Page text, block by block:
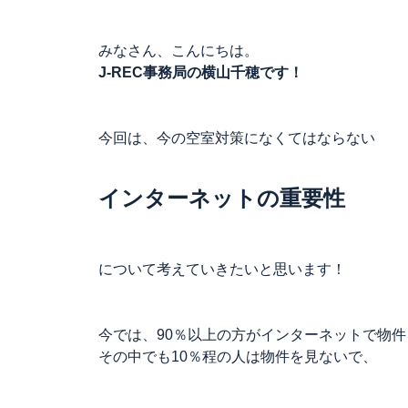
みなさん、こんにちは。
J-REC事務局の横山千穂です！
今回は、今の空室対策になくてはならない
インターネットの重要性
について考えていきたいと思います！
今では、90％以上の方がインターネットで物件
その中でも10％程の人は物件を見ないで、